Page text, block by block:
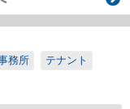
務所 テナント